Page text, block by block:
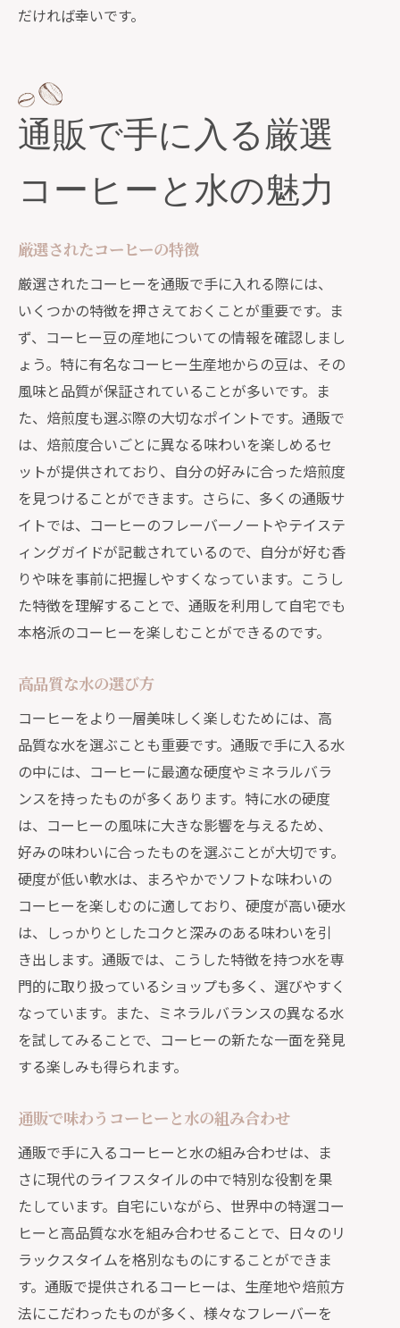
だければ幸いです。
通販で手に入る厳選
コーヒーと水の魅力
厳選されたコーヒーの特徴
厳選されたコーヒーを通販で手に入れる際には、
いくつかの特徴を押さえておくことが重要です。ま
ず、コーヒー豆の産地についての情報を確認しまし
ょう。特に有名なコーヒー生産地からの豆は、その
風味と品質が保証されていることが多いです。ま
た、焙煎度も選ぶ際の大切なポイントです。通販で
は、焙煎度合いごとに異なる味わいを楽しめるセ
ットが提供されており、自分の好みに合った焙煎度
を見つけることができます。さらに、多くの通販サ
イトでは、コーヒーのフレーバーノートやテイステ
ィングガイドが記載されているので、自分が好む香
りや味を事前に把握しやすくなっています。こうし
た特徴を理解することで、通販を利用して自宅でも
本格派のコーヒーを楽しむことができるのです。
高品質な水の選び方
コーヒーをより一層美味しく楽しむためには、高
品質な水を選ぶことも重要です。通販で手に入る水
の中には、コーヒーに最適な硬度やミネラルバラ
ンスを持ったものが多くあります。特に水の硬度
は、コーヒーの風味に大きな影響を与えるため、
好みの味わいに合ったものを選ぶことが大切です。
硬度が低い軟水は、まろやかでソフトな味わいの
コーヒーを楽しむのに適しており、硬度が高い硬水
は、しっかりとしたコクと深みのある味わいを引
き出します。通販では、こうした特徴を持つ水を専
門的に取り扱っているショップも多く、選びやすく
なっています。また、ミネラルバランスの異なる水
を試してみることで、コーヒーの新たな一面を発見
する楽しみも得られます。
通販で味わうコーヒーと水の組み合わせ
通販で手に入るコーヒーと水の組み合わせは、ま
さに現代のライフスタイルの中で特別な役割を果
たしています。自宅にいながら、世界中の特選コー
ヒーと高品質な水を組み合わせることで、日々のリ
ラックスタイムを格別なものにすることができま
す。通販で提供されるコーヒーは、生産地や焙煎方
法にこだわったものが多く、様々なフレーバーを